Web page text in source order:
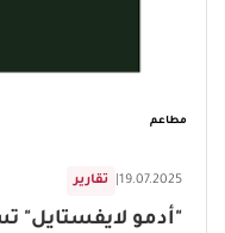
مطاعم
تقارير 19.07.2025
"أدمو لايفستايل"